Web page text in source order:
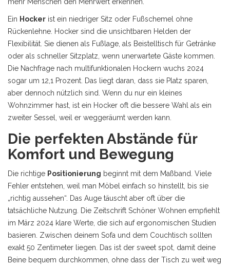
Ein Hocker ist ein niedriger Sitz oder Fußschemel ohne
Rückenlehne Hocker sind die unsichtbaren Helden der
Flexibilität. Sie dienen als Fußlage, als Beistelltisch für Getränke
oder als schneller Sitzplatz, wenn unerwartete Gäste kommen.
Die Nachfrage nach multifunktionalen Hockern wuchs 2024
sogar um 12,1 Prozent. Das liegt daran, dass sie Platz sparen,
aber dennoch nützlich sind. Wenn du nur ein kleines
Wohnzimmer hast, ist ein Hocker oft die bessere Wahl als ein
zweiter Sessel, weil er weggeräumt werden kann.
Die perfekten Abstände für
Komfort und Bewegung
Die richtige Positionierung beginnt mit dem Maßband. Viele
Fehler entstehen, weil man Möbel einfach so hinstellt, bis sie
„richtig aussehen“. Das Auge täuscht aber oft über die
tatsächliche Nutzung. Die Zeitschrift Schöner Wohnen empfiehlt
im März 2024 klare Werte, die sich auf ergonomischen Studien
basieren. Zwischen deinem Sofa und dem Couchtisch sollten
exakt 50 Zentimeter liegen. Das ist der sweet spot, damit deine
Beine bequem durchkommen, ohne dass der Tisch zu weit weg